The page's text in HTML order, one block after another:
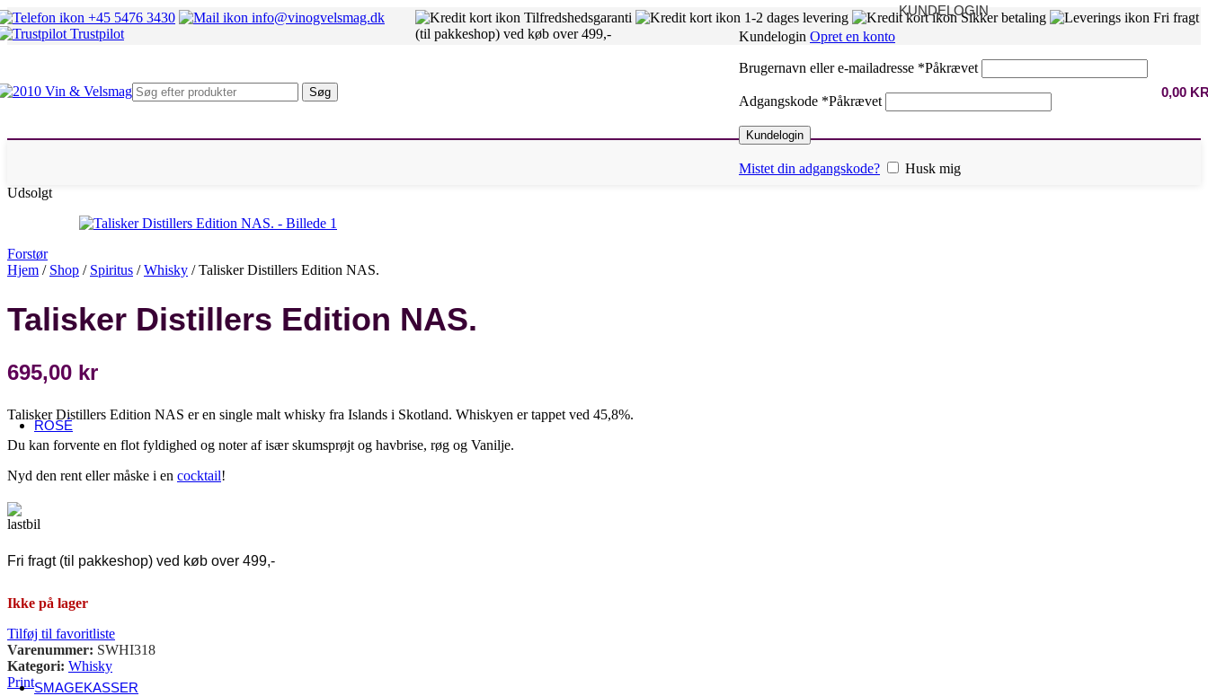
+45 5476 3430
info@vinogvelsmag.dk
Trustpilot
Tilfredshedsgaranti 1-2 dages levering Sikker betaling
Fri fragt
(til pakkeshop) ved køb over 499,-
Søg
KUNDELOGIN
Kundelogin Opret en konto
Brugernavn eller e-mailadresse *Påkrævet
Adgangskode *Påkrævet
Kundelogin
Mistet din adgangskode? Husk mig
0,00
Rheingau
Fransk hvidvin
Bourgogne
Chablis
Alto Adige
Marche
Sicilien
Umbrien
Andre lande
Chile
USA
ROSÉ
Fransk rosé
Côtes de Provence
Umbrien
Spanien
Sydafrika
Tyskland
SMAGEKASSER
Udsolgt
Forstør
Hjem / Shop / Spiritus /Whisky /Talisker Distillers Edition NAS.
Talisker Distillers Edition NAS.
695,00 kr
Talisker Distillers Edition NAS er en single malt whisky fra Islands i Skotland. Whiskyen er tappet ved 45,8%.
Du kan forvente en flot fyldighed og noter af især skumsprøjt og havbrise, røg og Vanilje.
Nyd den rent eller måske i en cocktail!
Fri fragt (til pakkeshop) ved køb over 499,-
Ikke på lager
Tilføj til favoritliste
Varenummer: SWHI318
Kategori: Whisky
Print